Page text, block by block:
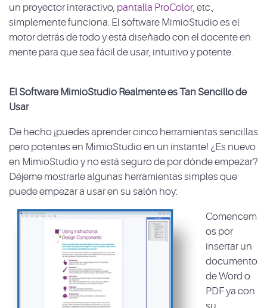
un proyector interactivo, pantalla ProColor, etc.,
simplemente funciona. El software MimioStudio es el
motor detrás de todo y está diseñado con el docente en
mente para que sea fácil de usar, intuitivo y potente.
El Software MimioStudio Realmente es Tan Sencillo de
Usar
De hecho ¡puedes aprender cinco herramientas sencillas
pero potentes en MimioStudio en un instante! ¿Es nuevo
en MimioStudio y no está seguro de por dónde empezar?
Déjeme mostrarle algunas herramientas simples que
puede empezar a usar en su salón hoy:
Comencem
os por
insertar un
documento
de Word o
PDF ya con